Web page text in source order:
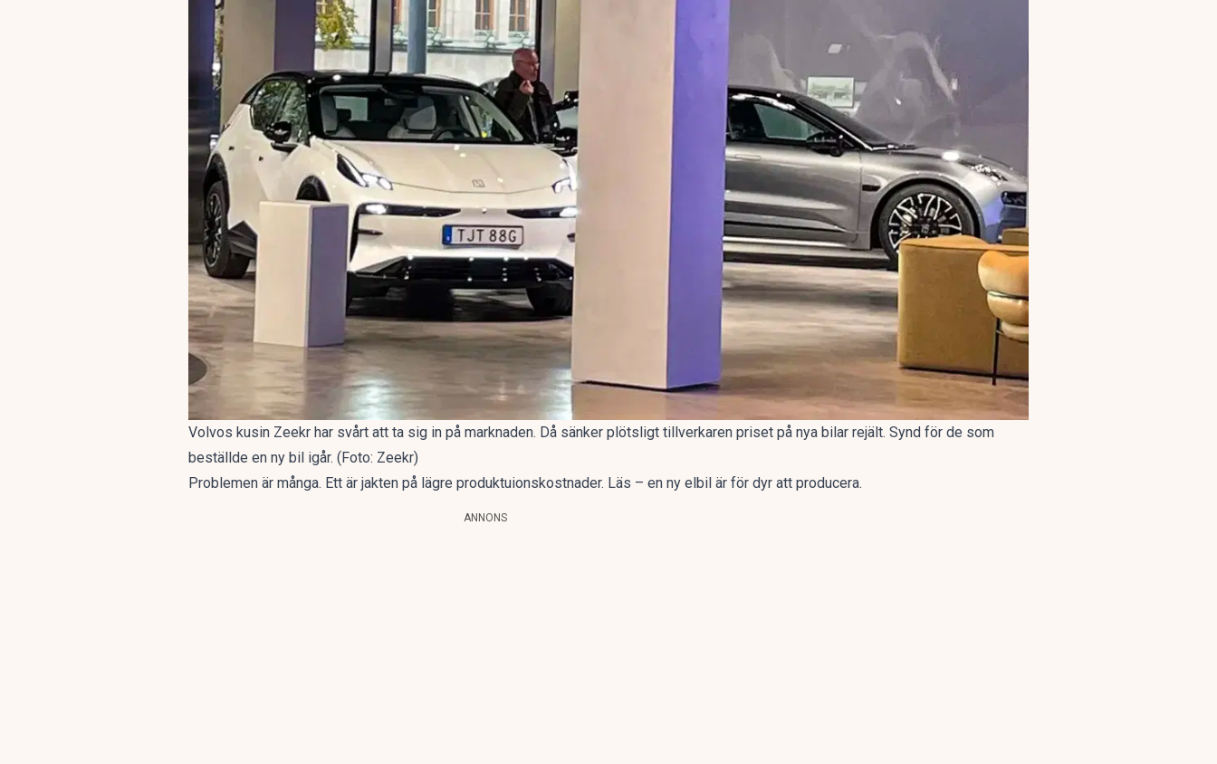
Volvos kusin Zeekr har svårt att ta sig in på marknaden. Då sänker plötsligt tillverkaren priset på nya bilar rejält. Synd för de som
beställde en ny bil igår. (Foto: Zeekr)
Problemen är många. Ett är jakten på lägre produktuionskostnader. Läs – en ny elbil är för dyr att producera.
ANNONS